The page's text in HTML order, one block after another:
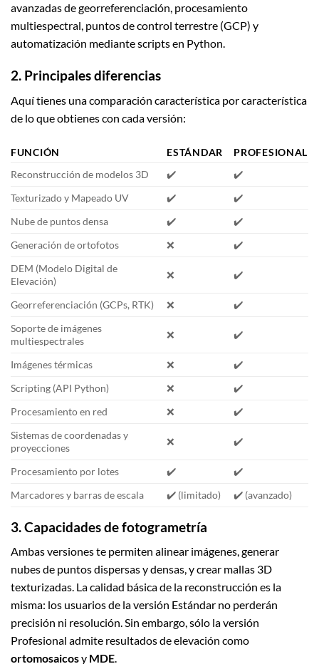
avanzadas de georreferenciación, procesamiento
multiespectral, puntos de control terrestre (GCP) y
automatización mediante scripts en Python.
2. Principales diferencias
Aquí tienes una comparación característica por característica
de lo que obtienes con cada versión:
FUNCIÓN ESTÁNDAR
PROFESIONAL
Reconstrucción de modelos 3D
✔️
✔️
Texturizado y Mapeado UV
✔️
✔️
Nube de puntos densa
✔️
✔️
Generación de ortofotos
❌
✔️
DEM (Modelo Digital de
Elevación)
❌ ✔️
Georreferenciación (GCPs, RTK) ❌
✔️
Soporte de imágenes
multiespectrales
❌ ✔️
Imágenes térmicas ❌
✔️
Scripting (API Python)
❌
✔️
Procesamiento en red
❌
✔️
Sistemas de coordenadas y
proyecciones
❌ ✔️
Procesamiento por lotes ✔️
✔️
Marcadores y barras de escala
✔️ (limitado) ✔️ (avanzado)
3. Capacidades de fotogrametría
Ambas versiones te permiten alinear imágenes, generar
nubes de puntos dispersas y densas, y crear mallas 3D
texturizadas. La calidad básica de la reconstrucción es la
misma: los usuarios de la versión Estándar no perderán
precisión ni resolución. Sin embargo, sólo la versión
Profesional admite resultados de elevación como
ortomosaicosy MDE.